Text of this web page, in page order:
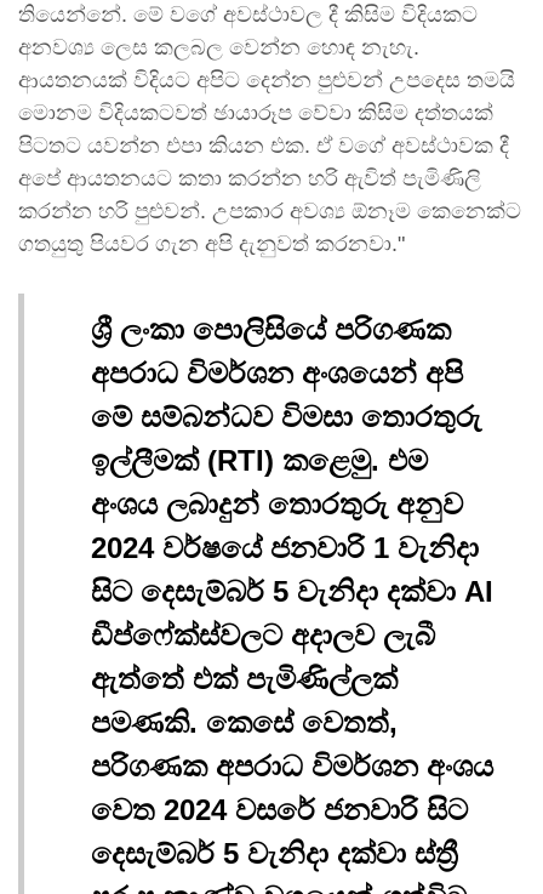
තියෙන්නේ. මේ වගේ අවස්ථාවල දී කිසිම විදියකට
අනවශ්‍ය ලෙස කලබල වෙන්න හොඳ නැහැ.
ආයතනයක් විදියට අපිට දෙන්න පුළුවන් උපදෙස තමයි
මොනම විදියකටවත් ඡායාරූප වේවා කිසිම දත්තයක්
පිටතට යවන්න එපා කියන එක. ඒ වගේ අවස්ථාවක දී
අපේ ආයතනයට කතා කරන්න හරි ඇවිත් පැමිණිලි
කරන්න හරි පුළුවන්. උපකාර අවශ්‍ය ඕනෑම කෙනෙක්ට
ගතයුතු පියවර ගැන අපි දැනුවත් කරනවා."
ශ්‍රී ලංකා පොලිසියේ පරිගණක
අපරාධ විමර්ශන අංශයෙන් අපි
මේ සම්බන්ධව විමසා තොරතුරු
ඉල්ලීමක් (RTI) කළෙමු. එම
අංශය ලබාදුන් තොරතුරු අනුව
2024 වර්ෂයේ ජනවාරි 1 වැනිදා
සිට දෙසැම්බර් 5 වැනිදා දක්වා AI
ඩීප්ෆේක්ස්වලට අදාලව ලැබී
ඇත්තේ එක් පැමිණිල්ලක්
පමණකි. කෙසේ වෙතත්,
පරිගණක අපරාධ විමර්ශන අංශය
වෙත 2024 වසරේ ජනවාරි සිට
දෙසැම්බර් 5 වැනිදා දක්වා ස්ත්‍රී